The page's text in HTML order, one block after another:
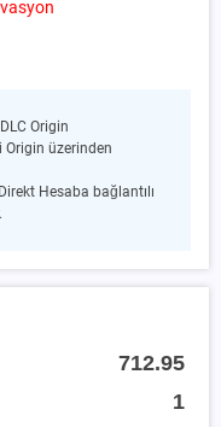
Origin
Origin üzerinden
Hesaba bağlantılı
712.95
1